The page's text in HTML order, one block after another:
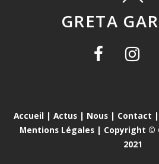
GRETA
Accueil | Actus| Nous| Contact |
Mentions Légales | Copyright ©
2021